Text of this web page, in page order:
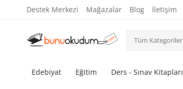
Destek Merkezi Mağazalar Blog İletişim
Tüm Kategoriler
Edebiyat Eğitim Ders - Sınav Kitapları